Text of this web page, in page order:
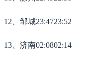
12、邹城23:4723:52
13、济南02:0802:14